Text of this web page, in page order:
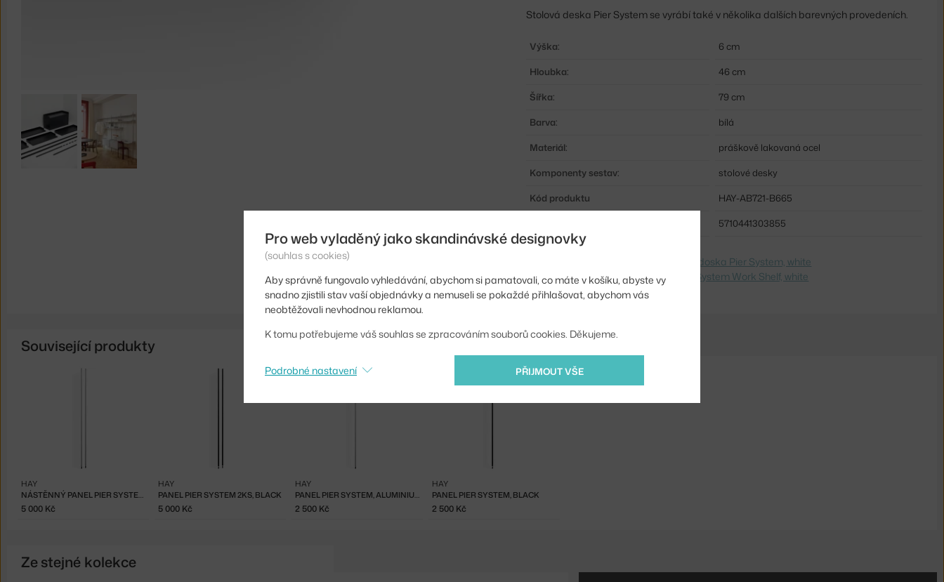
Stolová deska Pier System se vyrábí také v několika dalších barevných provedeních.
Výška:
6 cm
Hloubka:
46 cm
Šířka:
79 cm
Barva:
bílá
Materiál:
práškově lakovaná ocel
Komponenty sestav:
stolové desky
Kód produktu
HAY-AB721-B665
5710441303855
Stolová doska Pier System, white
Shopping from the EU? Switch to
Pier System Work Shelf, white
Související produkty
NÁSTĚNNÝ PANEL PIER SYSTEM 2KS, CLEAR ALUMINIUM
HAY
5 000 Kč
PANEL PIER SYSTEM 2KS, BLACK
HAY
5 000 Kč
PANEL PIER SYSTEM, ALUMINIUM
HAY
2 500 Kč
PANEL PIER SYSTEM, BLACK
HAY
2 500 Kč
Ze stejné kolekce
Pro web vyladěný jako skandinávské designovky
(souhlas s cookies)
Aby správně fungovalo vyhledávání, abychom si pamatovali, co máte v košíku, abyste vy
snadno zjistili stav vaší objednávky a nemuseli se pokaždé přihlašovat, abychom vás
neobtěžovali nevhodnou reklamou.
K tomu potřebujeme váš souhlas se zpracováním souborů cookies. Děkujeme.
PŘIJMOUT VŠE
Podrobné nastavení